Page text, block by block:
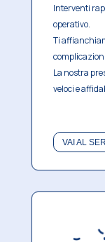
Interventi
operativo.
Ti
La nostra
veloci e
VAI AL